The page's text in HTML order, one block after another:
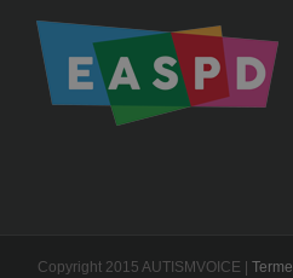
Copyright 2015 AUTISMVOICE |